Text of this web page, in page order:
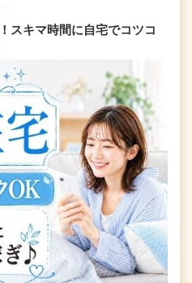
スキマ時間に自宅でコツコ